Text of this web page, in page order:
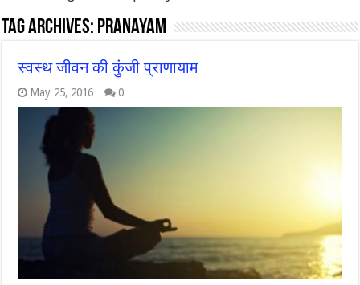
Tag Archives: pranayam
स्वस्थ जीवन की कुंजी प्राणायाम
May 25, 2016 0